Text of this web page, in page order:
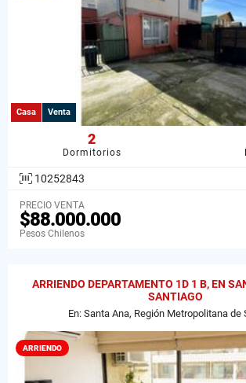
Casa Venta
2
Dormitorios
10252843
PRECIO VENTA
$88.000.000
Pesos Chilenos
ARRIENDO DEPARTAMENTO 1D 1 B, EN
SANTIAGO
En: Santa Ana, Región Metropolitana de
ARRIENDO